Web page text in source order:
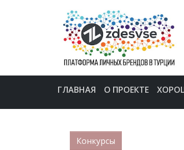
ГЛАВНАЯ О ПРОЕКТЕ
Конкурсы